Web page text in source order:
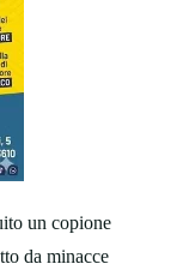
un copione
da minacce